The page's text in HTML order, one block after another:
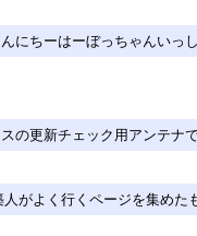
にちーはーぼっちゃんいっ
の更新チェック用アンテナで
がよく行くページを集めた